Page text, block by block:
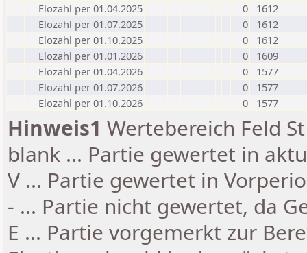
Elozahl per 01.04.2025
0
1612
Elozahl per 01.07.2025
0
1612
Elozahl per 01.10.2025
0
1612
Elozahl per 01.01.2026
0
1609
Elozahl per 01.04.2026
0
1577
Elozahl per 01.07.2026
0
1577
Elozahl per 01.10.2026
0 1577
Hinweis1 Wertebereich Feld
blank ... Partie gewertet in
V ... Partie gewertet in
- ... Partie nicht gewertet, da
E ... Partie vorgemerkt zur